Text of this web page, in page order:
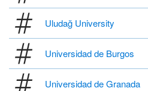
Uludağ University
Universidad de Burgos
Universidad de Granada